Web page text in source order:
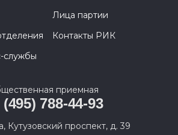
Лица партии
Контакты РИК
службы
приемная
(495) 788-44-93
Кутузовский проспект, д. 39